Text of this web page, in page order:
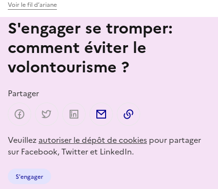
Voir le fil d’ariane
S'engager se tromper:
comment éviter le
volontourisme ?
Partager
Partager sur Facebook
Partager sur Twitter
Partager sur LinkedIn
Partager par email
Veuillez autoriser le dépôt de cookies pour partager
sur Facebook, Twitter et LinkedIn.
S'engager